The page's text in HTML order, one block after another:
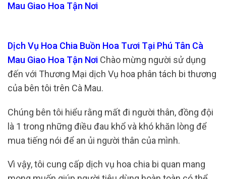
Mau Giao Hoa Tận Nơi
Dịch Vụ Hoa Chia Buồn Hoa Tươi Tại Phú Tân Cà
Mau Giao Hoa Tận Nơi Chào mừng người sử dụng
đến với Thương Mại dịch Vụ hoa phân tách bi thương
của bên tôi trên Cà Mau.
Chúng bên tôi hiểu rằng mất đi người thân, đồng đội
là 1 trong những điều đau khổ và khó khăn lòng để
mua tiếng nói để an ủi người thân của mình.
Vì vậy, tôi cung cấp dịch vụ hoa chia bi quan mang